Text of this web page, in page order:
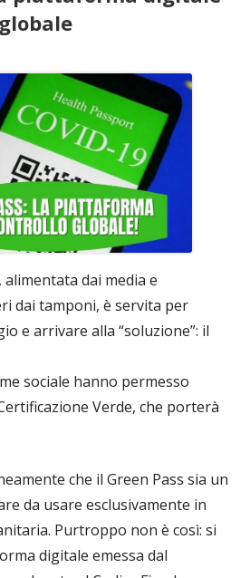
dai media e
dai tamponi, è servita per
e arrivare alla “soluzione”: il
sociale hanno permesso
Verde, che porterà
che il Green Pass sia un
da usare esclusivamente in
Purtroppo non è così: si
digitale emessa dal